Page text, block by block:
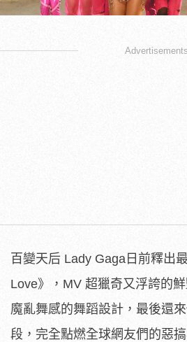
Advertisements
百變天后 Lady Gaga日前釋出
Love》，MV 超獵奇又浮誇的
魔亂舞感的舞蹈設計，最後還
段，完全點燃全球網友們的惡